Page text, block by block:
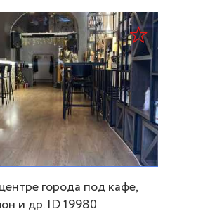
города под кафе,
и др. ID 19980